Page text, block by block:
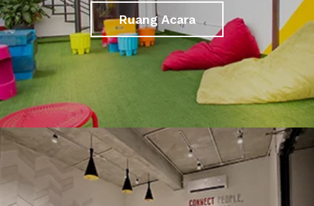
Ruang Acara